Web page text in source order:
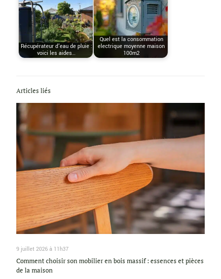
Récupérateur d'eau de pluie :
voici les aides…
Quel est la consommation
electrique moyenne maison
100m2
Articles liés
9 juillet 2026 à 11h37
Comment choisir son mobilier en bois massif : essences et pièces
de la maison